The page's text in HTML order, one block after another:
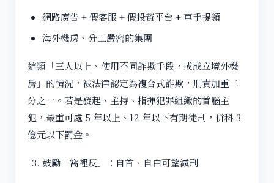
網路廣告 + 假客服 + 假投資平台 + 車手提領
海外機房、分工嚴密的集團
這類「三人以上、使用不同詐欺手段，或成立境外機
房」的情況，被法律認定為複合式詐欺，刑責加重二
分之一。若是發起、主持、指揮犯罪組織的首腦主
犯，最重可處 5 年以上、12 年以下有期徒刑，併科 3
億元以下罰金。
鼓勵「窩裡反」：自首、自白可望減刑